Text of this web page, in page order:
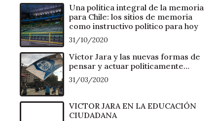
Una política integral de la memoria
para Chile: los sitios de memoria
como instructivo político para hoy
31/10/2020
Víctor Jara y las nuevas formas de
pensar y actuar políticamente…
31/03/2020
VICTOR JARA EN LA EDUCACIÓN
CIUDADANA